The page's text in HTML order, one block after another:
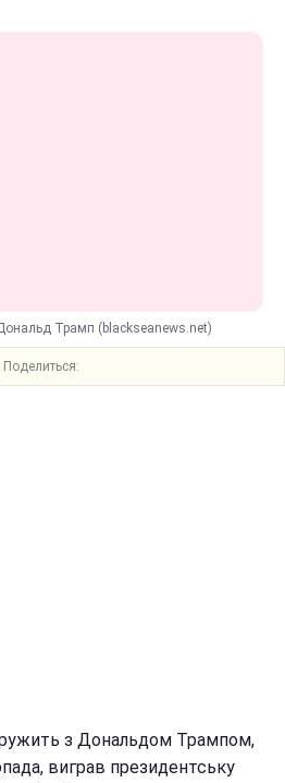
Трамп (blackseanews.net)
Поделиться:
з Дональдом Трампом,
виграв президентську